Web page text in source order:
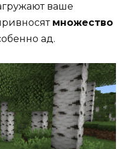
ваше
множество
ад.